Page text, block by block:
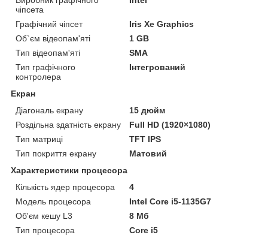
чіпсета
Графічний чіпсет
Iris Xe Graphics
Об`єм відеопам'яті
1 GB
Тип відеопам'яті
SMA
Тип графічного
контролера
Інтегрований
Екран
Діагональ екрану
15 дюйм
Роздільна здатність екрану
Full HD (1920×1080)
Тип матриці
TFT IPS
Тип покриття екрану
Матовий
Характеристики процесора
Кількість ядер процесора
4
Модель процесора
Intel Core i5-1135G7
Об'єм кешу L3
8 Мб
Тип процесора
Core i5